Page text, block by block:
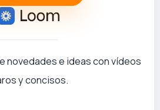
novedades e ideas con vídeos
y concisos.